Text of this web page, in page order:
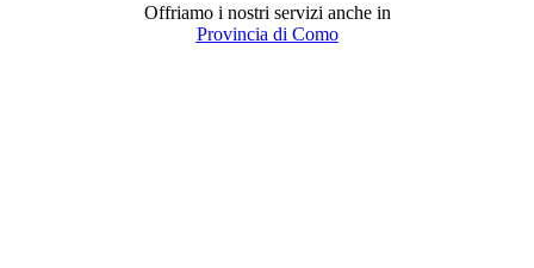
Offriamo i nostri servizi anche in
Provincia di Como